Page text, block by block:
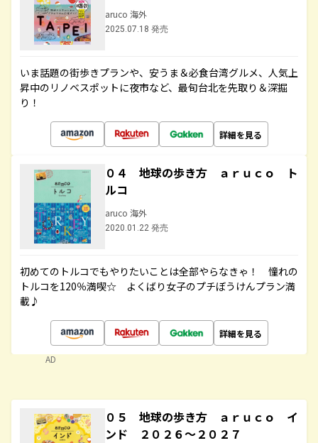
aruco 海外
2025.07.18 発売
いま話題の街歩きプランや、安うま＆必食台湾グルメ、人気上
昇中のリノベスポットに夜市など、最旬台北を先取り＆深掘
り！
詳細を見る
０４ 地球の歩き方 ａｒｕｃｏ ト
ルコ
aruco 海外
2020.01.22 発売
初めてのトルコでもやりたいことは全部やらなきゃ！ 憧れの
トルコを120％満喫☆ よくばり女子のプチぼうけんプラン満
載♪
詳細を見る
AD
０５ 地球の歩き方 ａｒｕｃｏ イ
ンド ２０２６～２０２７